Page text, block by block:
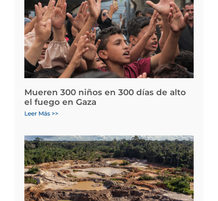
Mueren 300 niños en 300 días de alto
el fuego en Gaza
Leer Más >>